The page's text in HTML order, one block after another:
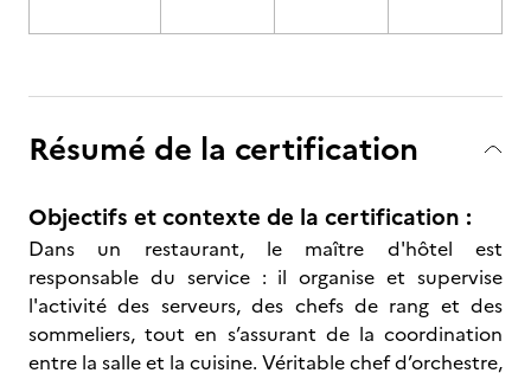
Résumé de la certification
Objectifs et contexte de la certification :
Dans un restaurant, le maître d'hôtel est
responsable du service : il organise et supervise
l'activité des serveurs, des chefs de rang et des
sommeliers, tout en s’assurant de la coordination
entre la salle et la cuisine. Véritable chef d’orchestre,